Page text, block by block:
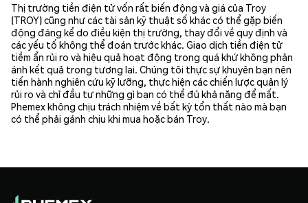
Thị trường tiền điện tử vốn rất biến động và giá của Troy
(TROY) cũng như các tài sản kỹ thuật số khác có thể gặp biến
động đáng kể do điều kiện thị trường, thay đổi về quy định và
các yếu tố không thể đoán trước khác. Giao dịch tiền điện tử
tiềm ẩn rủi ro và hiệu quả hoạt động trong quá khứ không phản
ánh kết quả trong tương lai. Chúng tôi thực sự khuyên bạn nên
tiến hành nghiên cứu kỹ lưỡng, thực hiện các chiến lược quản lý
rủi ro và chỉ đầu tư những gì bạn có thể đủ khả năng để mất.
Phemex không chịu trách nhiệm về bất kỳ tổn thất nào mà bạn
có thể phải gánh chịu khi mua hoặc bán Troy.